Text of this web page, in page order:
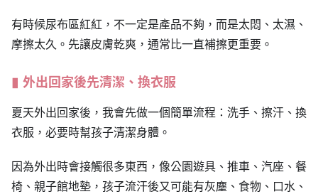
有時候尿布區紅紅，不一定是產品不夠，而是太悶、太濕、
摩擦太久。先讓皮膚乾爽，通常比一直補擦更重要。
外出回家後先清潔、換衣服
夏天外出回家後，我會先做一個簡單流程：洗手、擦汗、換
衣服，必要時幫孩子清潔身體。
因為外出時會接觸很多東西，像公園遊具、推車、汽座、餐
椅、親子館地墊，孩子流汗後又可能有灰塵、食物、口水、